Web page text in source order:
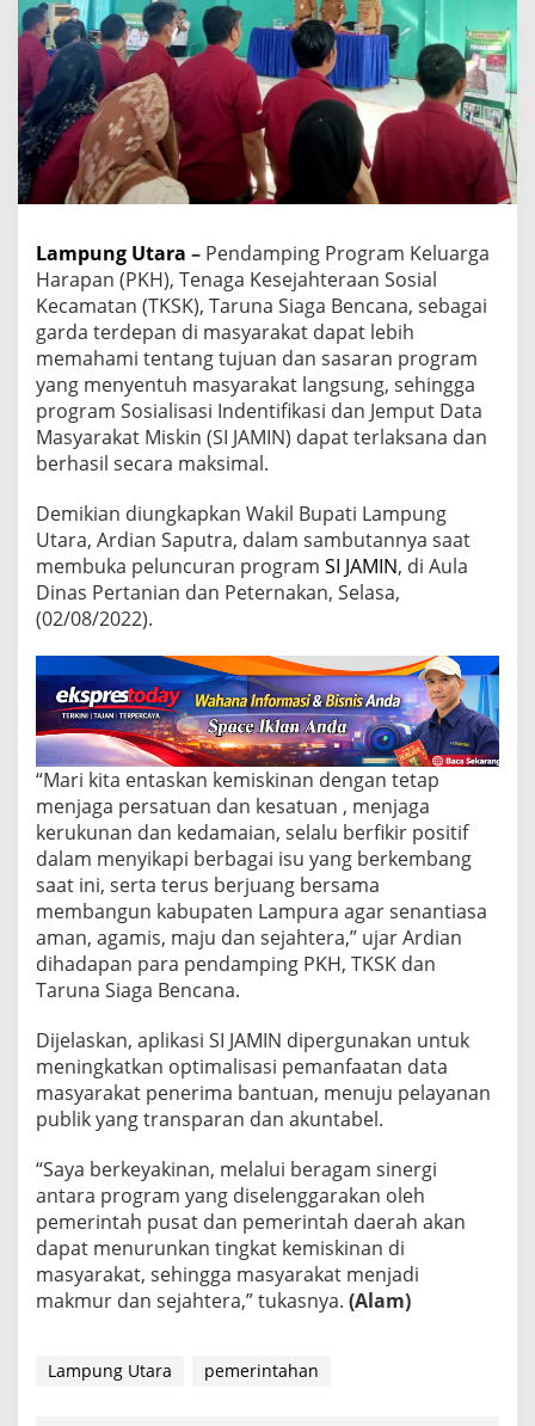
g
U
a
a
A
r
a
n
S
p
u
t
r
a
,
B
k
a
e
l
c
u
r
a
n
P
r
o
g
r
a
m
S
I
J
I
N
Lampung Utara – Pendamping Program Keluarga
Harapan (PKH), Tenaga Kesejahteraan Sosial
Kecamatan (TKSK), Taruna Siaga Bencana, sebagai
garda terdepan di masyarakat dapat lebih
memahami tentang tujuan dan sasaran program
yang menyentuh masyarakat langsung, sehingga
program Sosialisasi Indentifikasi dan Jemput Data
Masyarakat Miskin (SI JAMIN) dapat terlaksana dan
berhasil secara maksimal.
Demikian diungkapkan Wakil Bupati Lampung
Utara, Ardian Saputra, dalam sambutannya saat
membuka peluncuran program SI JAMIN, di Aula
Dinas Pertanian dan Peternakan, Selasa,
(02/08/2022).
“Mari kita entaskan kemiskinan dengan tetap
menjaga persatuan dan kesatuan , menjaga
kerukunan dan kedamaian, selalu berfikir positif
dalam menyikapi berbagai isu yang berkembang
saat ini, serta terus berjuang bersama
membangun kabupaten Lampura agar senantiasa
aman, agamis, maju dan sejahtera,” ujar Ardian
dihadapan para pendamping PKH, TKSK dan
Taruna Siaga Bencana.
Dijelaskan, aplikasi SI JAMIN dipergunakan untuk
meningkatkan optimalisasi pemanfaatan data
masyarakat penerima bantuan, menuju pelayanan
publik yang transparan dan akuntabel.
“Saya berkeyakinan, melalui beragam sinergi
antara program yang diselenggarakan oleh
pemerintah pusat dan pemerintah daerah akan
dapat menurunkan tingkat kemiskinan di
masyarakat, sehingga masyarakat menjadi
makmur dan sejahtera,” tukasnya. (Alam)
Lampung Utara pemerintahan